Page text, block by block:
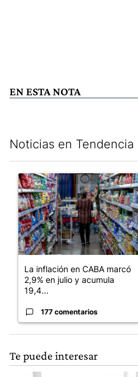
EN ESTA NOTA
Noticias en Tendencia
Un artículo de tendencia con
La inflación en CABA marcó
2,9% en julio y acumula
19,4...
177 comentarios